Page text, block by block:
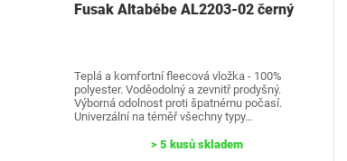
Fusak Altabébe AL2203-02 černý
Teplá a komfortní fleecová vložka - 100%
polyester. Voděodolný a zevnitř prodyšný.
Výborná odolnost proti špatnému počasí.
Univerzální na téměř všechny typy…
> 5 kusů skladem